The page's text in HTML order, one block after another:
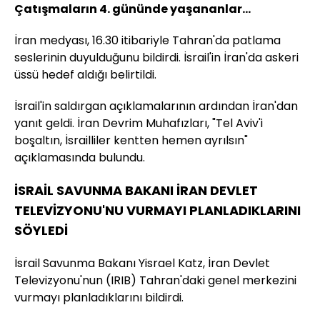
Çatışmaların 4. gününde yaşananlar...
İran medyası, 16.30 itibariyle Tahran'da patlama
seslerinin duyulduğunu bildirdi. İsrail'in İran'da askeri
üssü hedef aldığı belirtildi.
İsrail'in saldırgan açıklamalarının ardından İran'dan
yanıt geldi. İran Devrim Muhafızları, "Tel Aviv'i
boşaltın, İsrailliler kentten hemen ayrılsın"
açıklamasında bulundu.
İSRAİL SAVUNMA BAKANI İRAN DEVLET
TELEVİZYONU'NU VURMAYI PLANLADIKLARINI
SÖYLEDİ
İsrail Savunma Bakanı Yisrael Katz, İran Devlet
Televizyonu'nun (IRIB) Tahran'daki genel merkezini
vurmayı planladıklarını bildirdi.